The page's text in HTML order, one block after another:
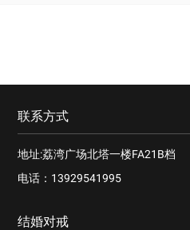
联系方式
地址:荔湾广场北塔一楼FA21B档
电话：13929541995
结婚对戒